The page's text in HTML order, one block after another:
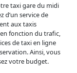
taxi gare du midi
d’un service de
aux taxis
fonction du trafic,
de taxi en ligne
Ainsi, vous
votre budget.